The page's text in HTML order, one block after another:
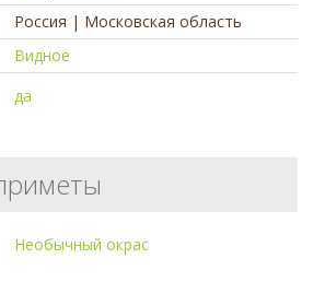
Россия | Московская область
Видное
да
Необычный окрас